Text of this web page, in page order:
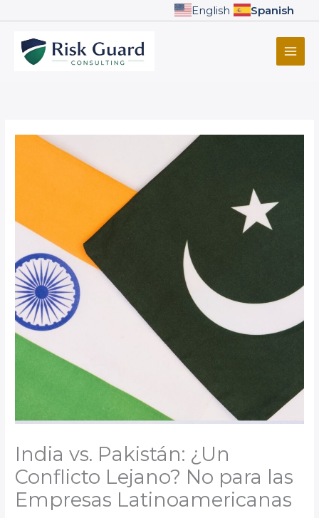
to
content
English Spanish
India vs. Pakistán: ¿Un
Conflicto Lejano? No para las
Empresas Latinoamericanas